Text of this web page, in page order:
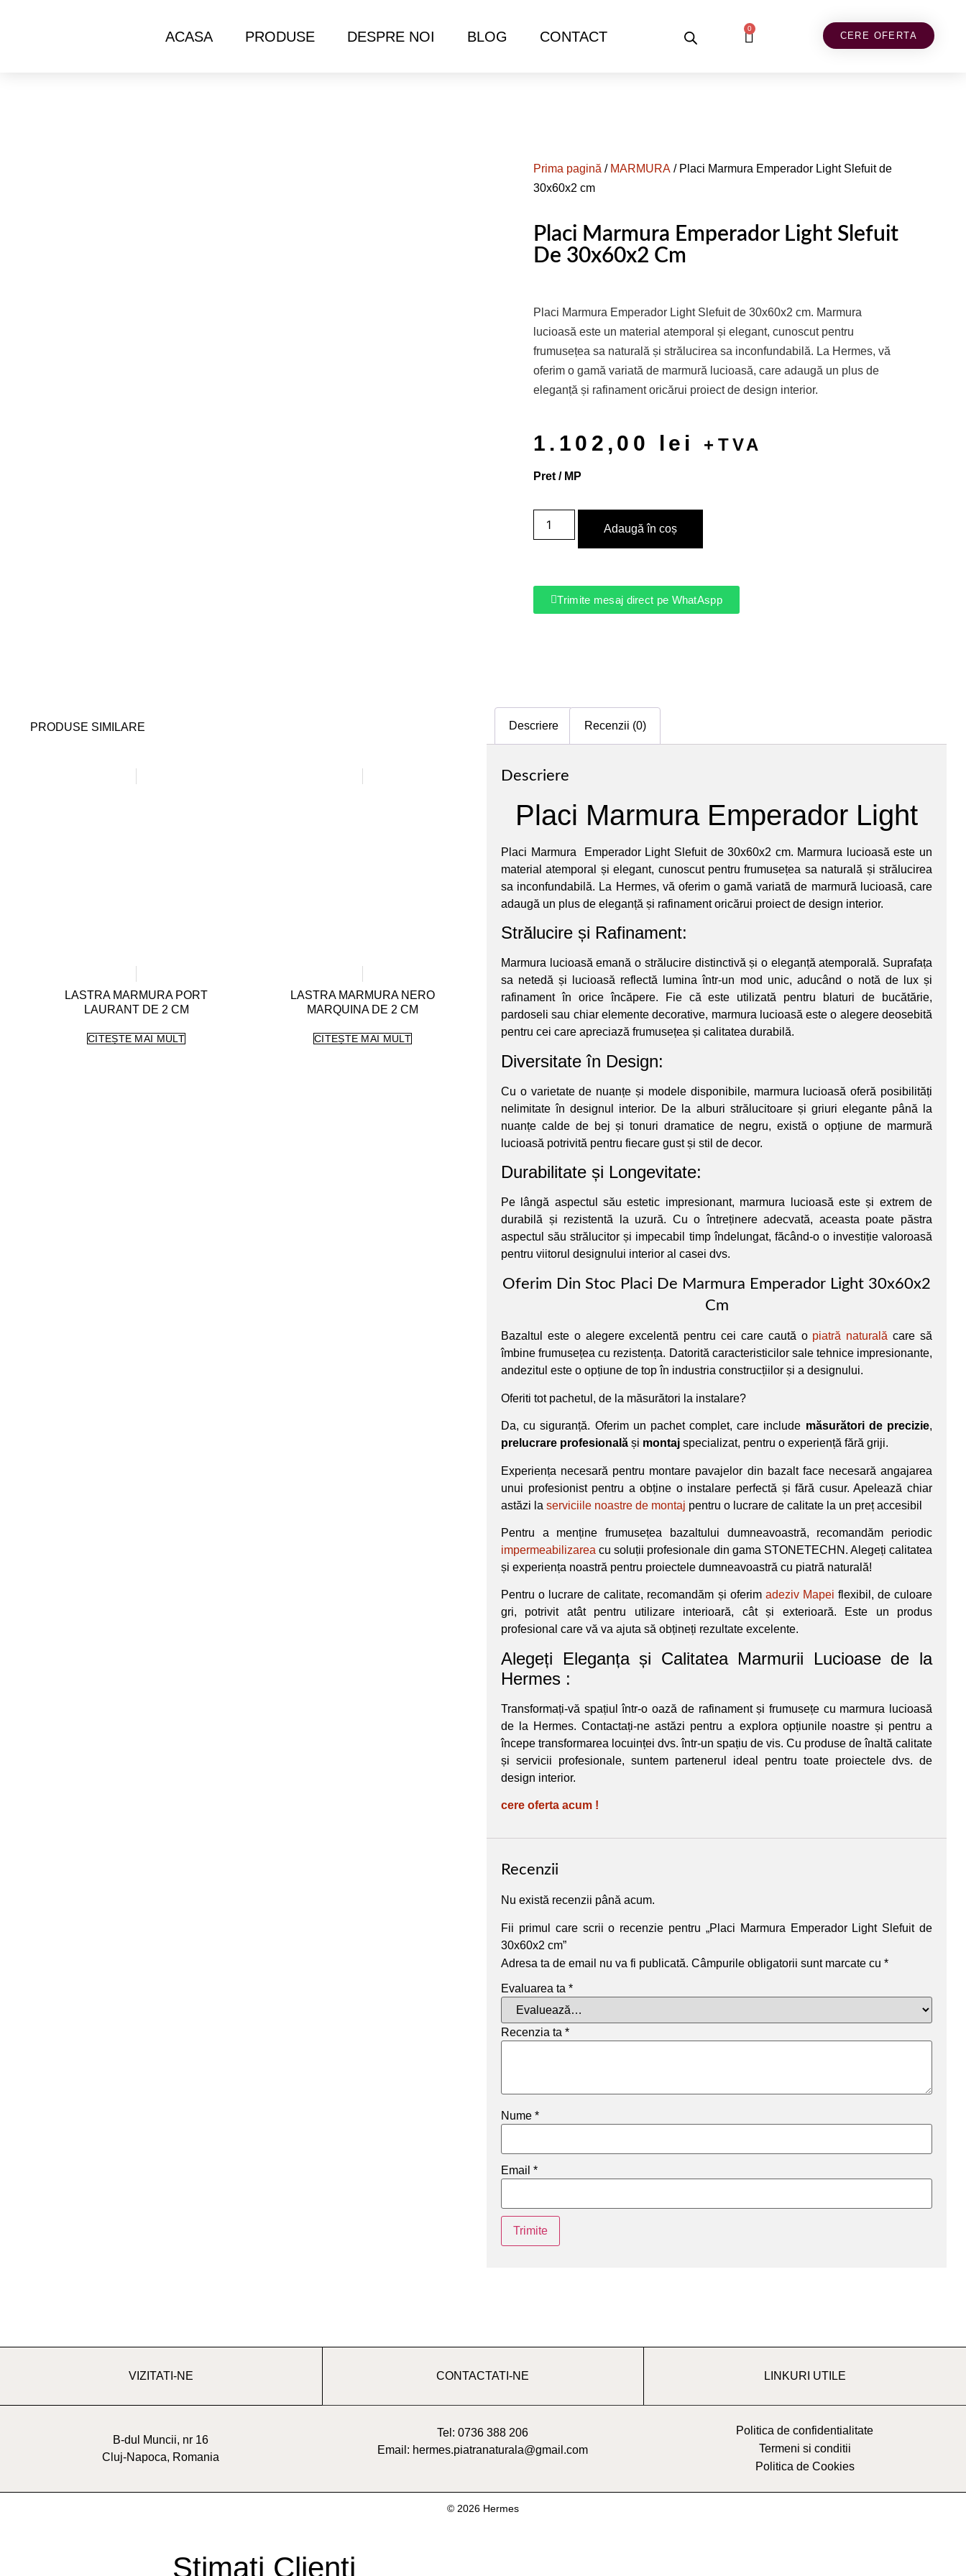
ACASA PRODUSE DESPRE NOI BLOG CONTACT
0
CERE OFERTA
Prima pagină / MARMURA / Placi Marmura Emperador Light Slefuit de
30x60x2 cm
Placi Marmura Emperador Light Slefuit
De 30x60x2 Cm
Placi Marmura Emperador Light Slefuit de 30x60x2 cm. Marmura
lucioasă este un material atemporal și elegant, cunoscut pentru
frumusețea sa naturală și strălucirea sa inconfundabilă. La Hermes, vă
oferim o gamă variată de marmură lucioasă, care adaugă un plus de
eleganță și rafinament oricărui proiect de design interior.
1.102,00 lei +TVA
Pret / MP
Adaugă în coș
Trimite mesaj direct pe WhatAspp
PRODUSE SIMILARE
LASTRA MARMURA PORT
LAURANT DE 2 CM
CITEȘTE MAI MULT
LASTRA MARMURA NERO
MARQUINA DE 2 CM
CITEȘTE MAI MULT
Descriere Recenzii (0)
Descriere
Placi Marmura Emperador Light
Placi Marmura Emperador Light Slefuit de 30x60x2 cm. Marmura lucioasă este un
material atemporal și elegant, cunoscut pentru frumusețea sa naturală și strălucirea
sa inconfundabilă. La Hermes, vă oferim o gamă variată de marmură lucioasă, care
adaugă un plus de eleganță și rafinament oricărui proiect de design interior.
Strălucire și Rafinament:
Marmura lucioasă emană o strălucire distinctivă și o eleganță atemporală. Suprafața
sa netedă și lucioasă reflectă lumina într-un mod unic, aducând o notă de lux și
rafinament în orice încăpere. Fie că este utilizată pentru blaturi de bucătărie,
pardoseli sau chiar elemente decorative, marmura lucioasă este o alegere deosebită
pentru cei care apreciază frumusețea și calitatea durabilă.
Diversitate în Design:
Cu o varietate de nuanțe și modele disponibile, marmura lucioasă oferă posibilități
nelimitate în designul interior. De la alburi strălucitoare și griuri elegante până la
nuanțe calde de bej și tonuri dramatice de negru, există o opțiune de marmură
lucioasă potrivită pentru fiecare gust și stil de decor.
Durabilitate și Longevitate:
Pe lângă aspectul său estetic impresionant, marmura lucioasă este și extrem de
durabilă și rezistentă la uzură. Cu o întreținere adecvată, aceasta poate păstra
aspectul său strălucitor și impecabil timp îndelungat, făcând-o o investiție valoroasă
pentru viitorul designului interior al casei dvs.
Oferim Din Stoc Placi De Marmura Emperador Light 30x60x2
Cm
Bazaltul este o alegere excelentă pentru cei care caută o piatră naturală care să
îmbine frumusețea cu rezistența. Datorită caracteristicilor sale tehnice impresionante,
andezitul este o opțiune de top în industria construcțiilor și a designului.
Oferiti tot pachetul, de la măsurători la instalare?
Da, cu siguranță. Oferim un pachet complet, care include măsurători de precizie,
prelucrare profesională și montaj specializat, pentru o experiență fără griji.
Experiența necesară pentru montare pavajelor din bazalt face necesară angajarea
unui profesionist pentru a obține o instalare perfectă și fără cusur. Apelează chiar
astăzi la serviciile noastre de montaj pentru o lucrare de calitate la un preț accesibil
Pentru a menține frumusețea bazaltului dumneavoastră, recomandăm periodic
impermeabilizarea cu soluții profesionale din gama STONETECHN. Alegeți calitatea
și experiența noastră pentru proiectele dumneavoastră cu piatră naturală!
Pentru o lucrare de calitate, recomandăm și oferim adeziv Mapei flexibil, de culoare
gri, potrivit atât pentru utilizare interioară, cât și exterioară. Este un produs
profesional care vă va ajuta să obțineți rezultate excelente.
Alegeți Eleganța și Calitatea Marmurii Lucioase de la
Hermes :
Transformați-vă spațiul într-o oază de rafinament și frumusețe cu marmura lucioasă
de la Hermes. Contactați-ne astăzi pentru a explora opțiunile noastre și pentru a
începe transformarea locuinței dvs. într-un spațiu de vis. Cu produse de înaltă calitate
și servicii profesionale, suntem partenerul ideal pentru toate proiectele dvs. de
design interior.
cere oferta acum !
Recenzii
Nu există recenzii până acum.
Fii primul care scrii o recenzie pentru „Placi Marmura Emperador Light Slefuit de
30x60x2 cm”
Adresa ta de email nu va fi publicată. Câmpurile obligatorii sunt marcate cu *
Evaluarea ta *
Recenzia ta *
Nume *
Email *
VIZITATI-NE
B-dul Muncii, nr 16
Cluj-Napoca, Romania
CONTACTATI-NE
Tel: 0736 388 206
Email: hermes.piatranaturala@gmail.com
LINKURI UTILE
Politica de confidentialitate
Termeni si conditii
Politica de Cookies
© 2026 Hermes
Stimați Clienți